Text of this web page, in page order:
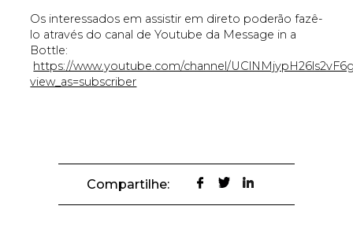
Os interessados em assistir em direto poderão fazê-
lo através do canal de Youtube da Message in a
Bottle:
https://www.youtube.com/channel/
view_as=subscriber
Compartilhe: